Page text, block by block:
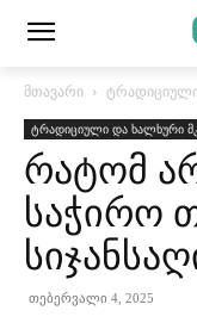
მთავარი
ტრადიციული და ხალხური
რატომ
საჭირო
თებერვალი 4, 2025